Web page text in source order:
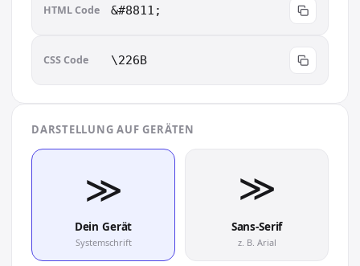
HTML Code &#8811;
CSS Code \226B
DARSTELLUNG AUF GERÄTEN
≫︎
Dein Gerät
Systemschrift
≫︎
Sans-Serif
z. B. Arial